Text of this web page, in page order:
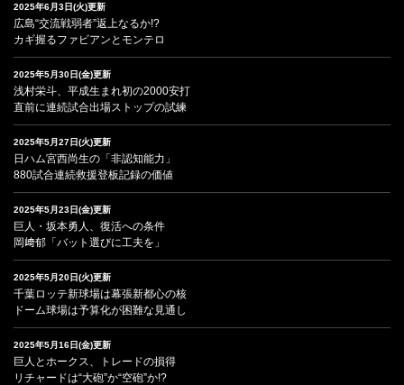
2025年6月3日(火)更新
広島“交流戦弱者”返上なるか!?
カギ握るファビアンとモンテロ
2025年5月30日(金)更新
浅村栄斗、平成生まれ初の2000安打
直前に連続試合出場ストップの試練
2025年5月27日(火)更新
日ハム宮西尚生の「非認知能力」
880試合連続救援登板記録の価値
2025年5月23日(金)更新
巨人・坂本勇人、復活への条件
岡﨑郁「バット選びに工夫を」
2025年5月20日(火)更新
千葉ロッテ新球場は幕張新都心の核
ドーム球場は予算化が困難な見通し
2025年5月16日(金)更新
巨人とホークス、トレードの損得
リチャードは“大砲”か“空砲”か!?